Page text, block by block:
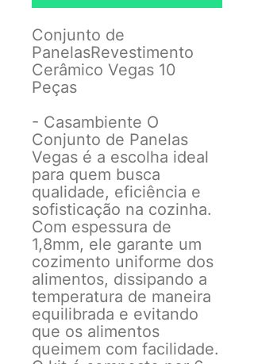
Conjunto de
PanelasRevestimento
Cerâmico Vegas 10
Peças
- Casambiente O
Conjunto de Panelas
Vegas é a escolha ideal
para quem busca
qualidade, eficiência e
sofisticação na cozinha.
Com espessura de
1,8mm, ele garante um
cozimento uniforme dos
alimentos, dissipando a
temperatura de maneira
equilibrada e evitando
que os alimentos
queimem com facilidade.